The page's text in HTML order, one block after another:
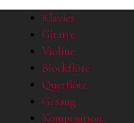
Klavier
Gitarre
Violine
Blockflöte
Querflöte
Gesang
Komposition